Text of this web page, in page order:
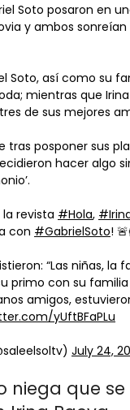
Soto posaron en
y ambos sonreían
Soto, así como su
mientras que
de sus mejores
tras posponer sus
hacer algo
la revista #Hola,
con #GabrielSoto!
“Las niñas, la
primo con su
amigos,
yUftBFaPLu
July 24,
niega que